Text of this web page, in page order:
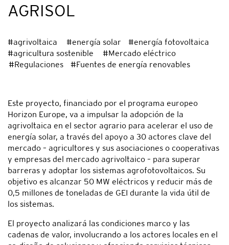
AGRISOL
#agrivoltaica #energía solar #energía fotovoltaica
#agricultura sostenible #Mercado eléctrico
#Regulaciones #Fuentes de energía renovables
Este proyecto, financiado por el programa europeo
Horizon Europe, va a impulsar la adopción de la
agrivoltaica en el sector agrario para acelerar el uso de
energía solar, a través del apoyo a 30 actores clave del
mercado – agricultores y sus asociaciones o cooperativas
y empresas del mercado agrivoltaico – para superar
barreras y adoptar los sistemas agrofotovoltaicos. Su
objetivo es alcanzar 50 MW eléctricos y reducir más de
0,5 millones de toneladas de GEI durante la vida útil de
los sistemas.
El proyecto analizará las condiciones marco y las
cadenas de valor, involucrando a los actores locales en el